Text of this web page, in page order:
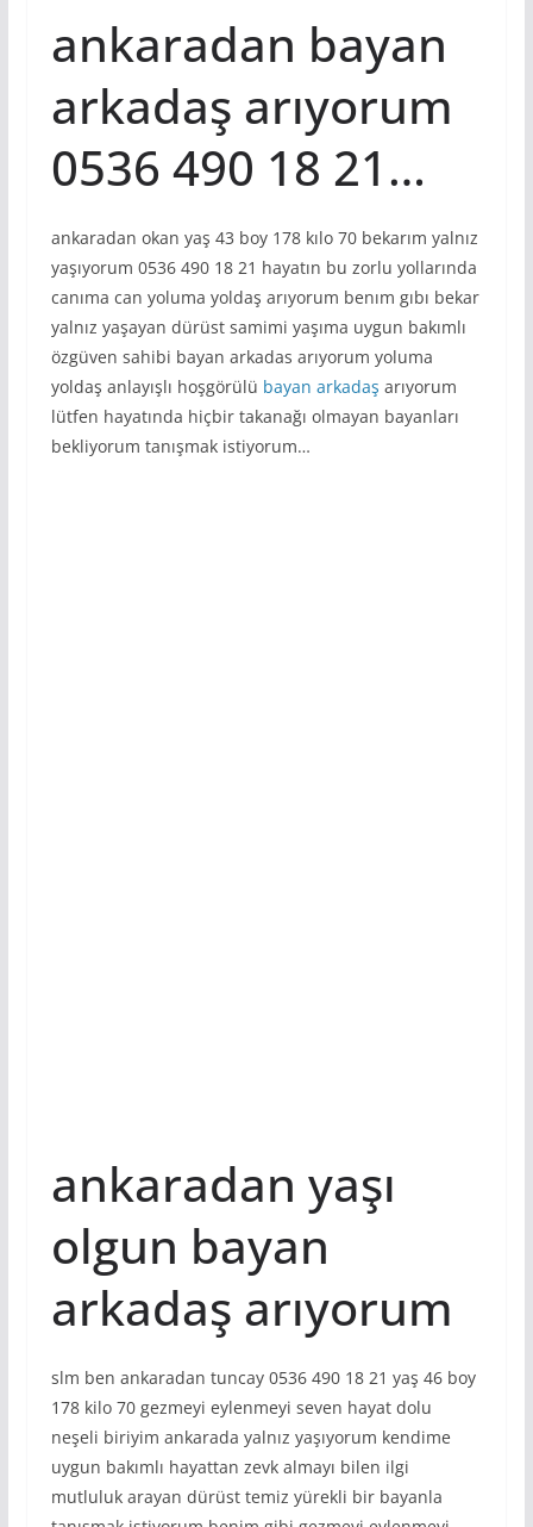
ankaradan bayan
arkadaş arıyorum
0536 490 18 21…
ankaradan okan yaş 43 boy 178 kılo 70 bekarım yalnız
yaşıyorum 0536 490 18 21 hayatın bu zorlu yollarında
canıma can yoluma yoldaş arıyorum benım gıbı bekar
yalnız yaşayan dürüst samimi yaşıma uygun bakımlı
özgüven sahibi bayan arkadas arıyorum yoluma
yoldaş anlayışlı hoşgörülü bayan arkadaş arıyorum
lütfen hayatında hiçbir takanağı olmayan bayanları
bekliyorum tanışmak istiyorum…
ankaradan yaşı
olgun bayan
arkadaş arıyorum
slm ben ankaradan tuncay 0536 490 18 21 yaş 46 boy
178 kilo 70 gezmeyi eylenmeyi seven hayat dolu
neşeli biriyim ankarada yalnız yaşıyorum kendime
uygun bakımlı hayattan zevk almayı bilen ilgi
mutluluk arayan dürüst temiz yürekli bir bayanla